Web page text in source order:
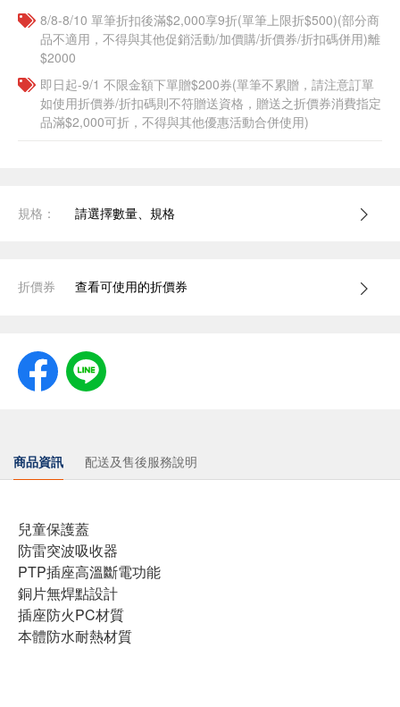
8/8-8/10 單筆折扣後滿$2,000享9折(單筆上限折$500)(部分商
品不適用，不得與其他促銷活動/加價購/折價券/折扣碼併用)離
$2000
即日起-9/1 不限金額下單贈$200券(單筆不累贈，請注意訂單
如使用折價券/折扣碼則不符贈送資格，贈送之折價券消費指定
品滿$2,000可折，不得與其他優惠活動合併使用)
規格： 請選擇數量、規格
折價券 查看可使用的折價券
商品資訊 配送及售後服務說明
兒童保護蓋
防雷突波吸收器
PTP插座高溫斷電功能
銅片無焊點設計
插座防火PC材質
本體防水耐熱材質